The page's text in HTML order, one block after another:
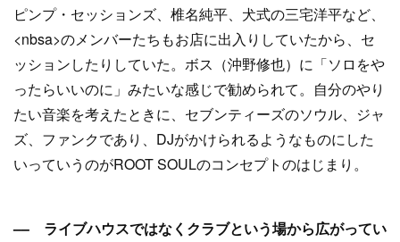
ピンプ・セッションズ、椎名純平、犬式の三宅洋平など、
<nbsa>のメンバーたちもお店に出入りしていたから、セ
ッションしたりしていた。ボス（沖野修也）に「ソロをや
ったらいいのに」みたいな感じで勧められて。自分のやり
たい音楽を考えたときに、セブンティーズのソウル、ジャ
ズ、ファンクであり、DJがかけられるようなものにした
いっていうのがROOT SOULのコンセプトのはじまり。
–– ライブハウスではなくクラブという場から広がってい